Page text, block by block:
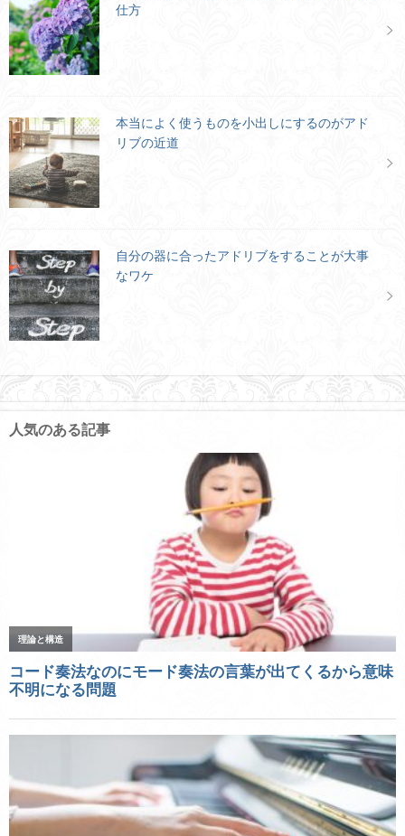
仕方
本当によく使うものを小出しにするのがアド
リブの近道
自分の器に合ったアドリブをすることが大事
なワケ
人気のある記事